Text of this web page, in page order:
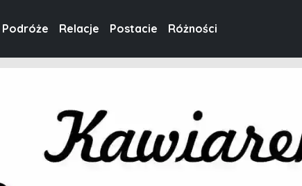
Podróże Relacje Postacie Różności